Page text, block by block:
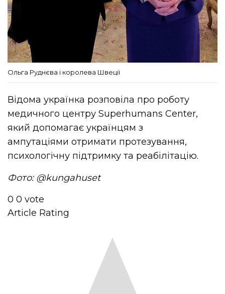
Ольга Руднєва і королева Швеції
Відома українка розповіла про роботу
медичного центру Superhumans Center,
який допомагає українцям з
ампутаціями отримати протезування,
психологічну підтримку та реабілітацію.
Фото: @kungahuset
0 0 vote
Article Rating